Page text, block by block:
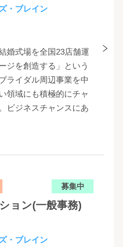
・ブレイン
婚式場を全国23店舗運
ジを創造する」という
ライダル周辺事業を中
領域にも積極的にチャ
ビジネスチャンスにあ
募集中
ョン(一般事務)
・ブレイン